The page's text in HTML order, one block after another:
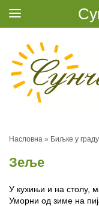
Насловна » Биљке у граду
Зеље
У кухињи и на столу,
Уморни од зиме на